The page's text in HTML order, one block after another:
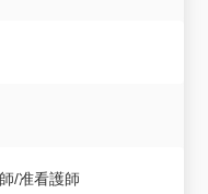
/准看護師